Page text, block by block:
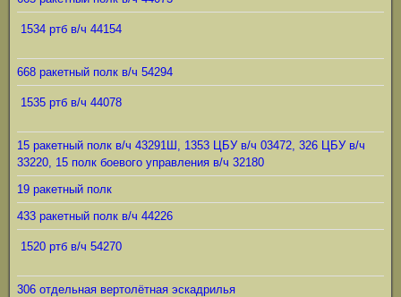
1534 ртб в/ч 44154
668 ракетный полк в/ч 54294
1535 ртб в/ч 44078
15 ракетный полк в/ч 43291Ш, 1353 ЦБУ в/ч 03472, 326 ЦБУ в/ч
33220, 15 полк боевого управления в/ч 32180
19 ракетный полк
433 ракетный полк в/ч 44226
1520 ртб в/ч 54270
306 отдельная вертолётная эскадрилья